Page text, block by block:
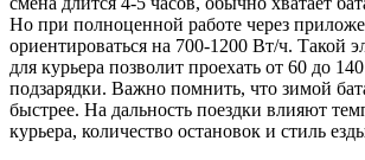
Но при полноценной работе через
ориентироваться на 700-1200 Вт/ч. Такой
для курьера позволит проехать от 60 до
подзарядки. Важно помнить, что зимой
быстрее. На дальность поездки влияют
курьера, количество остановок и стиль